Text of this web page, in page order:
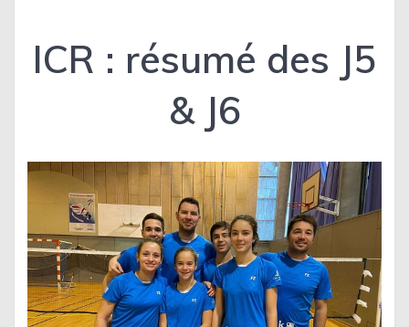
ICR : résumé des J5
& J6